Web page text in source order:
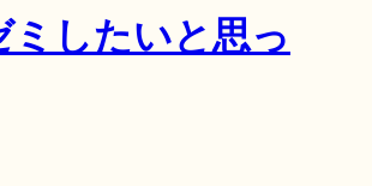
ミしたいと思っ